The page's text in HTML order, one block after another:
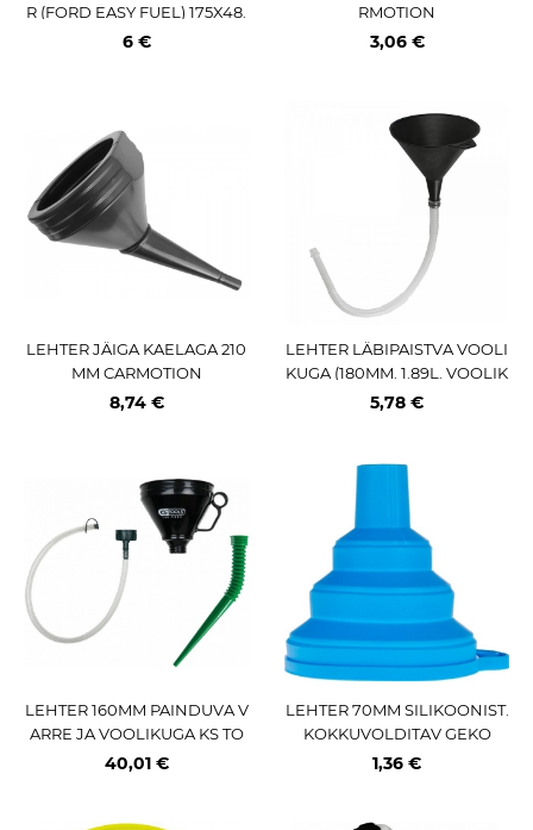
R (FORD EASY FUEL) 175X48.
8>24.5MM CARMOTION
6 €
RMOTION
3,06 €
LEHTER JÄIGA KAELAGA 210
MM CARMOTION
8,74 €
LEHTER LÄBIPAISTVA VOOLI
KUGA (180MM. 1.89L. VOOLIK
530MM) JBM
5,78 €
LEHTER 160MM PAINDUVA V
ARRE JA VOOLIKUGA KS TO
OLS
40,01 €
LEHTER 70MM SILIKOONIST.
KOKKUVOLDITAV GEKO
1,36 €